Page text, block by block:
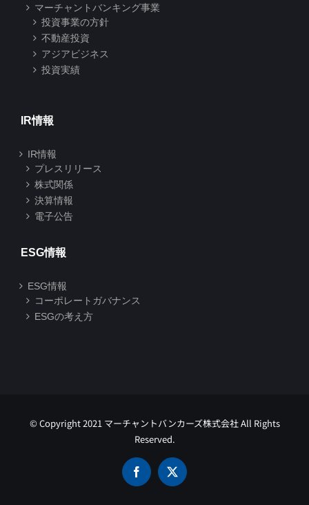
マーチャントバンキング事業
投資事業の方針
不動産投資
アジアビジネス
投資実績
IR情報
IR情報
プレスリリース
株式関係
決算情報
電子公告
ESG情報
ESG情報
コーポレートガバナンス
ESGの考え方
© Copyright 2021 マーチャントバンカーズ株式会社 All Rights
Reserved.
Facebook
X